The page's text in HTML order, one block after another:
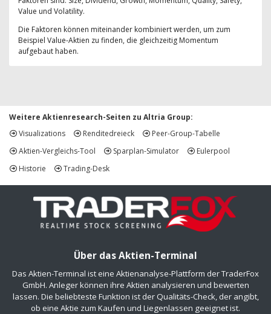
Value und Volatility.
Die Faktoren können miteinander kombiniert werden, um zum
Beispiel Value-Aktien zu finden, die gleichzeitig Momentum
aufgebaut haben.
Weitere Aktienresearch-Seiten zu Altria Group:
Visualizations
Renditedreieck
Peer-Group-Tabelle
Aktien-Vergleichs-Tool
Sparplan-Simulator
Eulerpool
Historie
Trading-Desk
Über das Aktien-Terminal
Das Aktien-Terminal ist eine Aktienanalyse-Plattform der TraderFox
GmbH. Anleger können ihre Aktien analysieren und bewerten
lassen. Die beliebteste Funktion ist der Qualitäts-Check, der angibt,
ob eine Aktie zum Kaufen und Liegenlassen geeignet ist.